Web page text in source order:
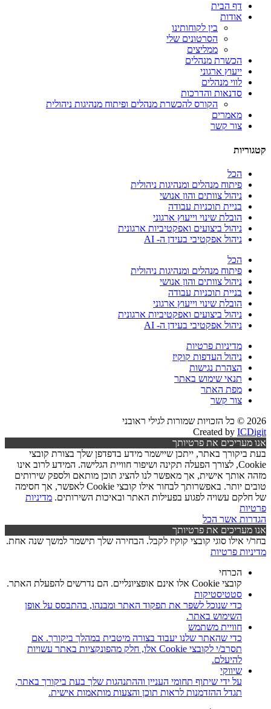
דף הבית
אודות
בין לקוחותינו
הסרטונים שלי
ממליצים
הכשרת מנהלים
ייעוץ ארגוני
לווי מנהלים
סדנאות והדרכות
הקורס להכשרת מנהלים ופיתוח מנהיגות ניהולית
מאמרים
צור קשר
קטגוריות
הכל
פיתוח מנהלים ומנהיגות ניהולית
ניהול צוותים והון אנושי
בניית תוכניות עבודה
הובלת שינוי וייעוץ ארגוני
ניהול ביצועים ואפקטיביות ארגונית
ניהול אפקטיבי בעידן ה- AI
הכל
פיתוח מנהלים ומנהיגות ניהולית
ניהול צוותים והון אנושי
בניית תוכניות עבודה
הובלת שינוי וייעוץ ארגוני
ניהול ביצועים ואפקטיביות ארגונית
ניהול אפקטיבי בעידן ה- AI
מדיניות פרטיות
ניהול העדפות קוקיז
הצהרת נגישות
תנאי שימוש באתר
מפת האתר
צור קשר
2026 © כל הזכויות שמורות לגילי ראובני
Created by ICDigit
אנו מעריכים את פרטיותך
בעת ביקורך באתר, ייתכן שיישמר מידע בדפדפן שלך בצורת קובצי
Cookie, לצורך הפעלה תקינה ושיפור חוויית הגלישה. המידע לרוב אינו
מזהה אותך אישית, אך מאפשר לנו להציג תוכן מותאם ולספק שירותים
טובים יותר. באפשרותך לבחור אילו קובצי Cookie לאפשר, אך חסימה
של חלקם עשויה לפגוע בפעילות האתר ובאיכות השירותים. מדיניות
פרטיות
הגדרות אשר הכל
אנו מעריכים את פרטיותך
בחר/י אילו סוגי קובצי קוקיז לקבל. הבחירה שלך תישמר למשך שנה אחת.
מדיניות פרטיות
הכרחי
קובצי Cookie אלו אינם אופציונליים. הם נדרשים להפעלת האתר.
סטטיסטיקות
כדי שנוכל לשפר את תפקוד האתר ומבנהו, בהתבסס על אופן
השימוש באתר.
חוויית משתמש
כדי שהאתר שלנו יעבוד בצורה מיטבית במהלך ביקורך. אם
תסרב/י לקובצי Cookie אלו, חלק מהפונקציות באתר עשויות
להיעלם.
שיווקי
על ידי שיתוף תחומי העניין וההתנהגות שלך בעת ביקורך באתר,
תגדל ההזדמנות לראות תוכן והצעות מותאמות אישית.